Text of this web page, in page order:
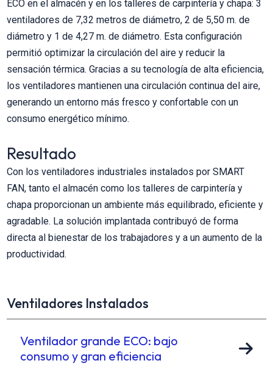
ECO en el almacén y en los talleres de carpintería y chapa: 3
ventiladores de 7,32 metros de diámetro, 2 de 5,50 m. de
diámetro y 1 de 4,27 m. de diámetro. Esta configuración
permitió optimizar la circulación del aire y reducir la
sensación térmica. Gracias a su tecnología de alta eficiencia,
los ventiladores mantienen una circulación continua del aire,
generando un entorno más fresco y confortable con un
consumo energético mínimo.
Resultado
Con los ventiladores industriales instalados por SMART
FAN, tanto el almacén como los talleres de carpintería y
chapa proporcionan un ambiente más equilibrado, eficiente y
agradable. La solución implantada contribuyó de forma
directa al bienestar de los trabajadores y a un aumento de la
productividad.
Ventiladores Instalados
Ventilador grande ECO: bajo
consumo y gran eficiencia